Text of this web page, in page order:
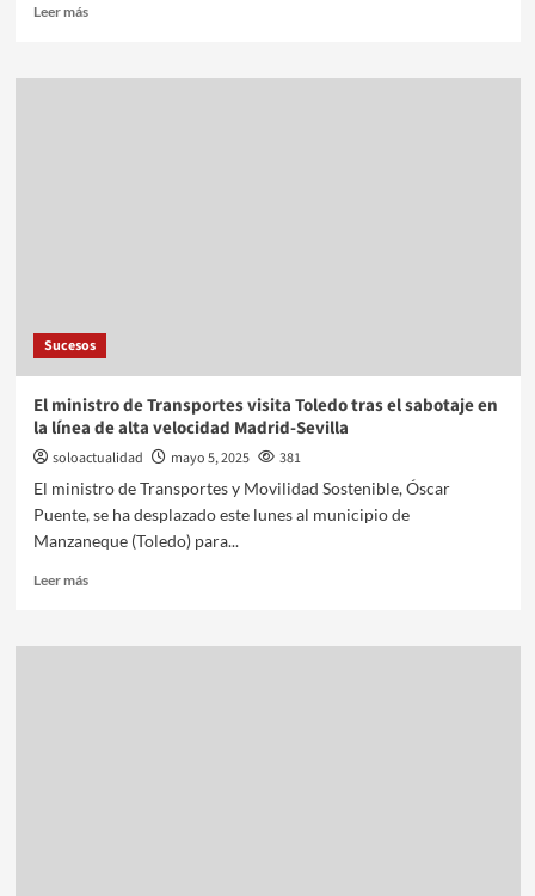
Leer más
Sucesos
El ministro de Transportes visita Toledo tras el sabotaje en
la línea de alta velocidad Madrid-Sevilla
soloactualidad mayo 5, 2025
381
El ministro de Transportes y Movilidad Sostenible, Óscar
Puente, se ha desplazado este lunes al municipio de
Manzaneque (Toledo) para...
Leer más